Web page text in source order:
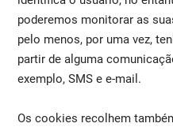
poderemos monitorar as
pelo menos, por uma vez,
partir de alguma
exemplo, SMS e e-mail.
Os cookies recolhem